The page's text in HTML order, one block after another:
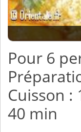
Pour 6
Cuisson :
40 min